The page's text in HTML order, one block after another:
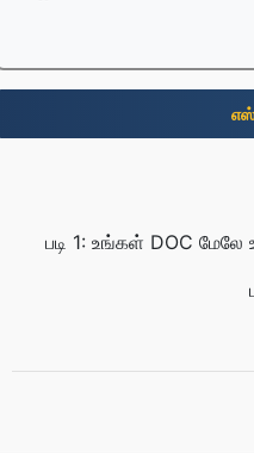
படி 1: உங்கள் DOC